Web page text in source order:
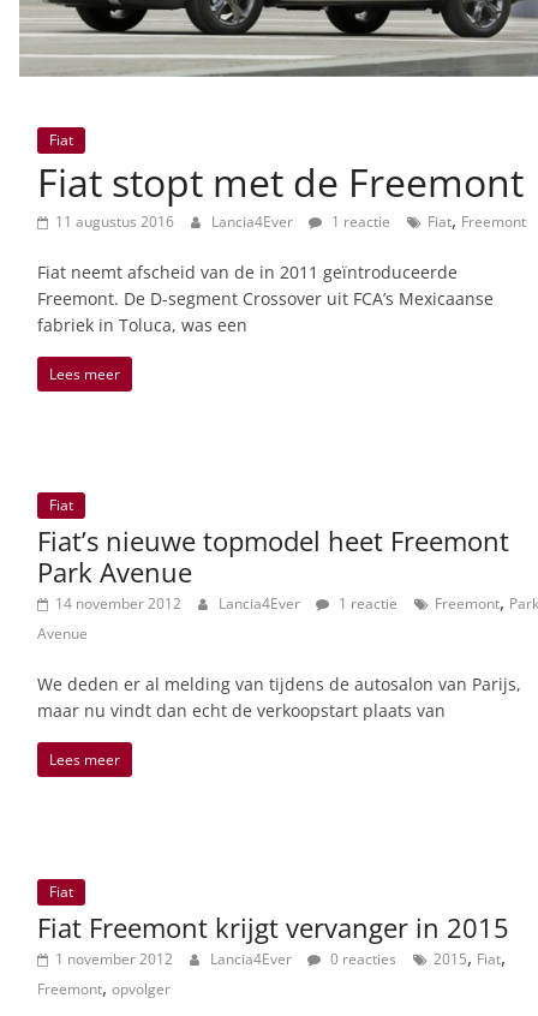
Fiat
Fiat stopt met de Freemont
11 augustus 2016 Lancia4Ever 1 reactie Fiat, Freemont
Fiat neemt afscheid van de in 2011 geïntroduceerde
Freemont. De D-segment Crossover uit FCA’s Mexicaanse
fabriek in Toluca, was een
Lees meer
Fiat
Fiat’s nieuwe topmodel heet Freemont
Park Avenue
14 november 2012 Lancia4Ever 1 reactie Freemont, Park
Avenue
We deden er al melding van tijdens de autosalon van Parijs,
maar nu vindt dan echt de verkoopstart plaats van
Lees meer
Fiat
Fiat Freemont krijgt vervanger in 2015
1 november 2012 Lancia4Ever 0 reacties 2015, Fiat,
Freemont, opvolger